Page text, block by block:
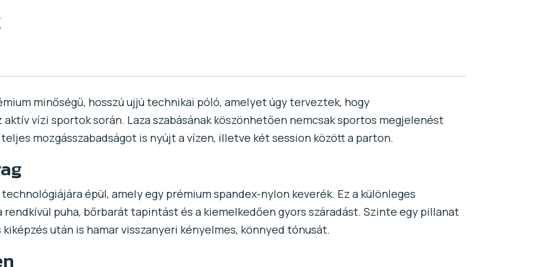
minőségű, hosszú ujjú technikai póló, amelyet úgy terveztek, hogy
vízi sportok során. Laza szabásának köszönhetően nemcsak sportos megjelenést
mozgásszabadságot is nyújt a vízen, illetve két session között a parton.
épül, amely egy prémium spandex-nylon keverék. Ez a különleges
puha, bőrbarát tapintást és a kiemelkedően gyors száradást. Szinte egy pillanat
után is hamar visszanyeri kényelmes, könnyed tónusát.